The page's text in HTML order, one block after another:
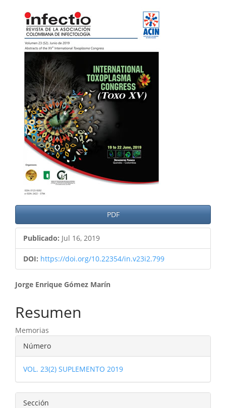
Barra
lateral
del
artículo
PDF
Publicado: Jul 16, 2019
DOI: https://doi.org/10.22354/in.v23i2.799
Contenido
principal
del
artículo
Jorge Enrique Gómez Marín
Resumen
Memorias
Detalles
del
artículo
Número
VOL. 23(2) SUPLEMENTO 2019
Sección